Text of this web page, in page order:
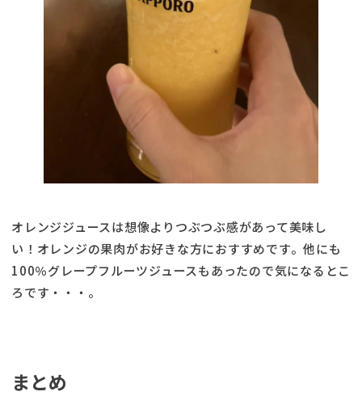
オレンジジュースは想像よりつぶつぶ感があって美味し
い！オレンジの果肉がお好きな方におすすめです。他にも
100％グレープフルーツジュースもあったので気になるとこ
ろです・・・。
まとめ